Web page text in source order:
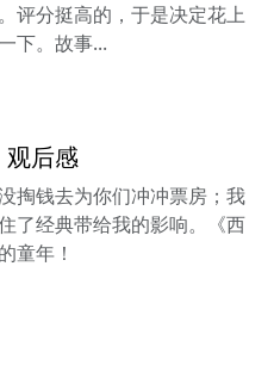
评分挺高的，于是决定花上
下。故事...
观后感
掏钱去为你们冲冲票房；我
了经典带给我的影响。《西
童年！